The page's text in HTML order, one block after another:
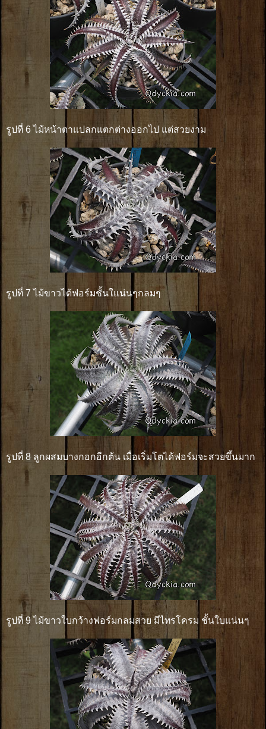
รูปที่ 6 ไม้หน้าตาแปลกแตกต่างออกไป แต่สวยงาม
รูปที่ 7 ไม้ขาวได้ฟอร์มชั้นใแน่นๆกลมๆ
รูปที่ 8 ลูกผสมบางกอกอีกต้น เมื่อเริ่มโตได้ฟอร์มจะสวยขึ้นมาก
รูปที่ 9 ไม้ขาวใบกว้างฟอร์มกลมสวย มีไทรโครม ชั้นใบแน่นๆ